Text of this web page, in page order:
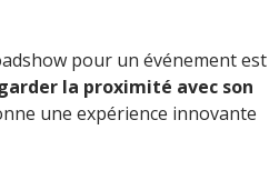
pour un événement est
la proximité avec son
une expérience innovante